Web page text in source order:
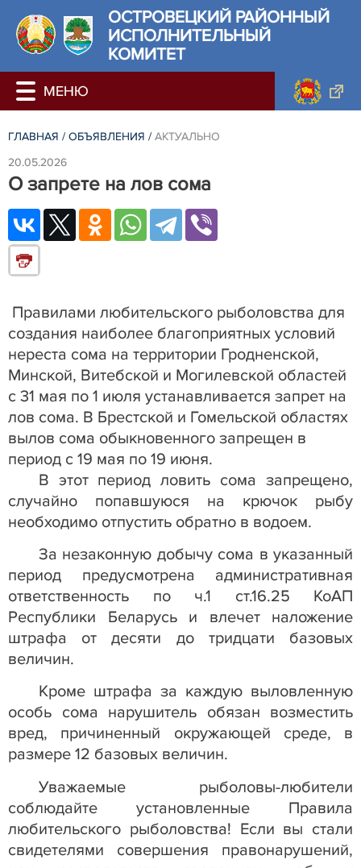
ОСТРОВЕЦКИЙ РАЙОННЫЙ
ИСПОЛНИТЕЛЬНЫЙ
КОМИТЕТ
ГЛАВНАЯ / ОБЪЯВЛЕНИЯ / АКТУАЛЬНО
20.05.2026
О запрете на лов сома
Правилами любительского рыболовства для
создания наиболее благоприятных условий
нереста сома на территории Гродненской,
Минской, Витебской и Могилевской областей
с 31 мая по 1 июля устанавливается запрет на
лов сома. В Брестской и Гомельской областях
вылов сома обыкновенного запрещен в
период с 19 мая по 19 июня.
В этот период ловить сома запрещено,
случайно попавшуюся на крючок рыбу
необходимо отпустить обратно в водоем.
За незаконную добычу сома в указанный
период предусмотрена административная
ответственность по ч.1 ст.16.25 КоАП
Республики Беларусь и влечет наложение
штрафа от десяти до тридцати базовых
величин.
Кроме штрафа за каждую выловленную
особь сома нарушитель обязан возместить
вред, причиненный окружающей среде, в
размере 12 базовых величин.
Уважаемые рыболовы-любители
соблюдайте установленные Правила
любительского рыболовства! Если вы стали
свидетелями совершения правонарушений,